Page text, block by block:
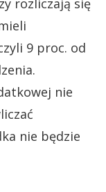
rozliczają się
9 proc. od
nie
nie będzie